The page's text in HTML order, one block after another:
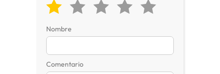
Nombre
Comentario